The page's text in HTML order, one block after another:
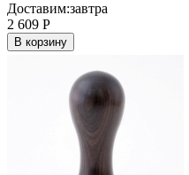
Доставим:завтра
2 609 Р
В корзину